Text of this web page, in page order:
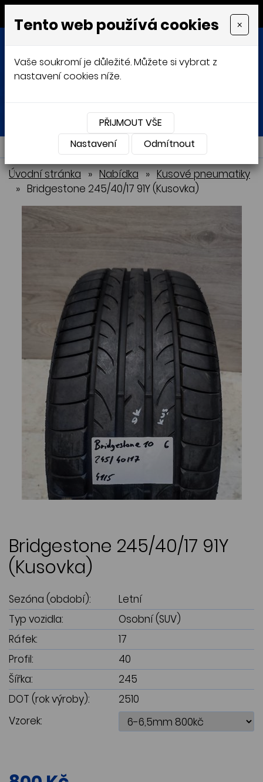
MENU
Přihlásit Košík
NABÍDKA
Úvodní stránka » Nabídka » Kusové pneumatiky
» Bridgestone 245/40/17 91Y (Kusovka)
Bridgestone 245/40/17 91Y
(Kusovka)
Sezóna (období):
Letní
Typ vozidla:
Osobní (SUV)
Ráfek:
17
Profil:
40
Šířka:
245
DOT (rok výroby):
2510
Vzorek:
Tento web používá cookies ×
Vaše soukromí je důležité. Můžete si vybrat z
nastavení cookies níže.
PŘIJMOUT VŠE
Nastavení
Odmítnout